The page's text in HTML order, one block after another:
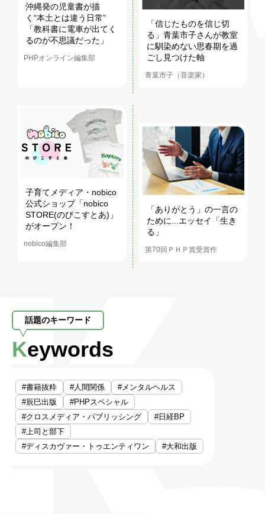
沖縄発の児童書が描
く“本土とは違う日常”
「教科書に電車が出てく
るのが不思議だった」
PHPオンライン編集部
「信じたものを信じ切
る」青葉市子さんが教室
に馴染めない思春期を過
ごし見つけた軸
青葉市子（音楽家）
子育てメディア・nobico
公式ショップ「nobico
STORE(のびこすとあ)」
がオープン！
nobico編集部
「ありがとう」の一言の
ために...エッセイ「生き
る」
第70回ＰＨＰ賞受賞作
話題のキーワード
Keywords
#書籍抜粋 #人間関係
#メンタルヘルス
#辰巳出版
#PHPスペシャル
#クロスメディア・パブリッシング
#日経BP
#上司と部下
#ディスカヴァー・トゥエンティワン
#大和出版